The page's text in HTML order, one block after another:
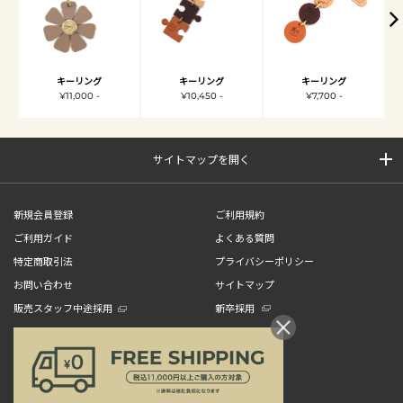
キーリング
¥11,000 -
キーリング
¥10,450 -
キーリング
¥7,700 -
サイトマップを開く
新規会員登録
ご利用規約
ご利用ガイド
よくある質問
特定商取引法
プライバシーポリシー
お問い合わせ
サイトマップ
販売スタッフ中途採用
新卒採用